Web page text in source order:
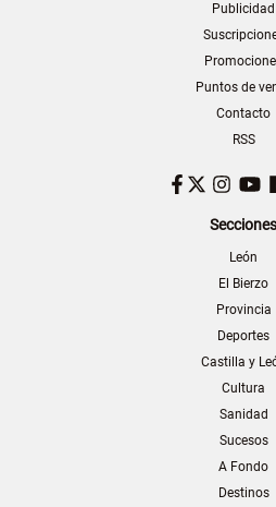
Publicidad
Puntos de
Contacto
RSS
Facebook
Twitter
Secciones
León
El Bierzo
Provincia
Deportes
Castilla y
Cultura
Sanidad
Sucesos
A Fondo
Destinos